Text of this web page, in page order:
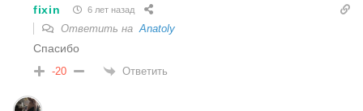
fixin 6 лет назад
Ответить на Anatoly
Спасибо
-20 Ответить